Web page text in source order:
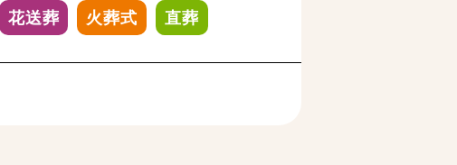
花送葬 火葬式 直葬